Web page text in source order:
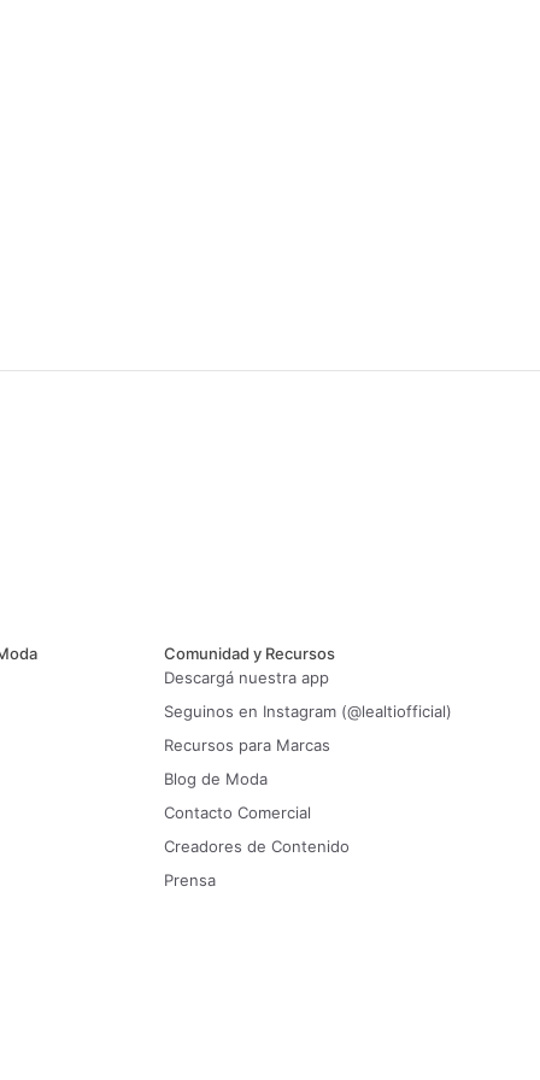
Comunidad y Recursos
Descargá nuestra app
Seguinos en Instagram (@lealtiofficial)
Recursos para Marcas
Blog de Moda
Contacto Comercial
Creadores de Contenido
Prensa